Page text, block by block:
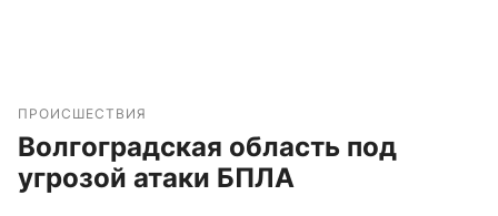
ПРОИСШЕСТВИЯ
Волгоградская область под
угрозой атаки БПЛА